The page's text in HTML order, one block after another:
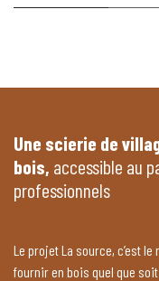
Une scierie de
bois, accessible au
professionnels
Le projet La source, c’est
fournir en bois quel que